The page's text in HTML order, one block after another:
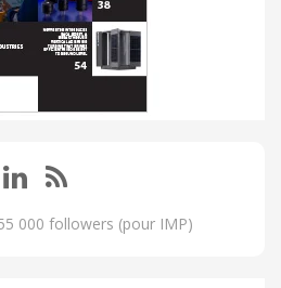
000 followers (pour IMP)